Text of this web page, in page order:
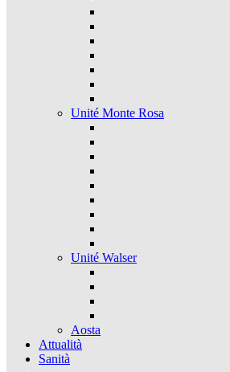
Unité Monte Rosa
Unité Walser
Aosta
Attualità
Sanità